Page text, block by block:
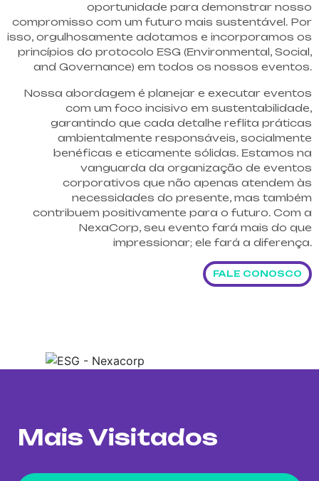
oportunidade para demonstrar nosso
compromisso com um futuro mais sustentável. Por
isso, orgulhosamente adotamos e incorporamos os
princípios do protocolo ESG (Environmental, Social,
and Governance) em todos os nossos eventos.
Nossa abordagem é planejar e executar eventos
com um foco incisivo em sustentabilidade,
garantindo que cada detalhe reflita práticas
ambientalmente responsáveis, socialmente
benéficas e eticamente sólidas. Estamos na
vanguarda da organização de eventos
corporativos que não apenas atendem às
necessidades do presente, mas também
contribuem positivamente para o futuro. Com a
NexaCorp, seu evento fará mais do que
impressionar; ele fará a diferença.
FALE CONOSCO
Mais Visitados